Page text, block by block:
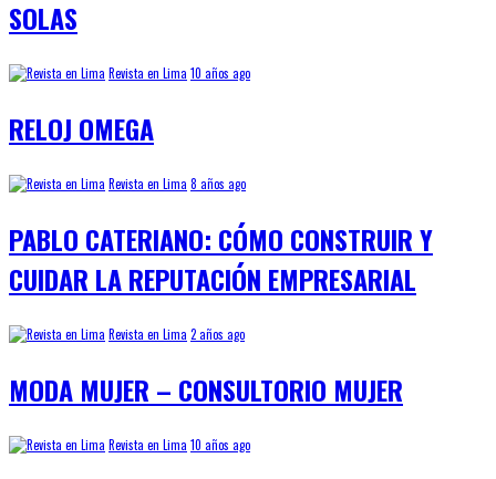
SOLAS
Revista en Lima 10 años ago
RELOJ OMEGA
Revista en Lima 8 años ago
PABLO CATERIANO: CÓMO CONSTRUIR Y
CUIDAR LA REPUTACIÓN EMPRESARIAL
Revista en Lima 2 años ago
MODA MUJER – CONSULTORIO MUJER
Revista en Lima 10 años ago